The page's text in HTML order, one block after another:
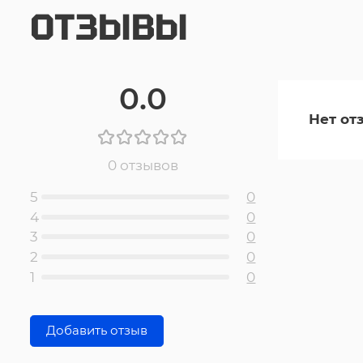
ОТЗЫВЫ
0.0
0 отзывов
5
0
4
0
3
0
2
0
1
0
Добавить отзыв
Нет